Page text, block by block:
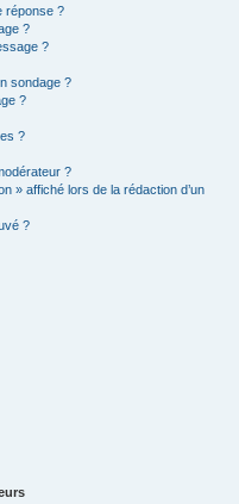
réponse ?
?
?
sondage ?
?
?
?
» affiché lors de la rédaction d’un
?